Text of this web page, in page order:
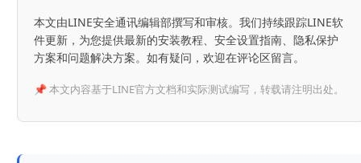
本文由LINE安全通讯编辑部撰写和审核。我们持续跟踪LINE软
件更新，为您提供最新的安装教程、安全设置指南、隐私保护
方案和问题解决方案。如有疑问，欢迎在评论区留言。
📌 本文内容基于LINE官方文档和实际测试编写，转载请注明出处。